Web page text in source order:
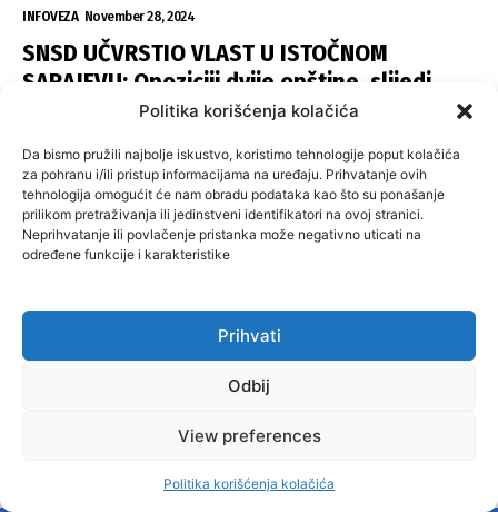
Politika korišćenja kolačića
Da bismo pružili najbolje iskustvo, koristimo tehnologije poput kolačića
za pohranu i/ili pristup informacijama na uređaju. Prihvatanje ovih
tehnologija omogućit će nam obradu podataka kao što su ponašanje
prilikom pretraživanja ili jedinstveni identifikatori na ovoj stranici.
Neprihvatanje ili povlačenje pristanka može negativno uticati na
određene funkcije i karakteristike
Prihvati
Odbij
View preferences
Politika korišćenja kolačića
INFOVEZA November 28, 2024
SNSD UČVRSTIO VLAST U ISTOČNOM
SARAJEVU: Opoziciji dvije opštine, slijedi
raspodjela funkcija
ISTOČNA ILIDŽA
NAJPOPULARNIJI ČLANCI
VELIKA KLADUŠA I BANOVIĆI ZA PROMJENE:
BANOVICI
GRAĐANI NE KAŽNJAVAJU ODGOVORNE: Milići,
Kneževo, Derventa, Doboj i Teslić pod
November 28, 2024
SNSD UČVRSTIO VLAST U ISTOČNOM